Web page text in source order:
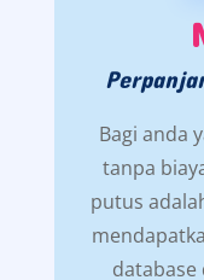
Bagi anda
tanpa
putus
database